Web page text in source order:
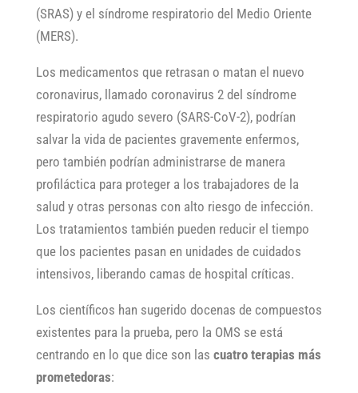
(SRAS) y el síndrome respiratorio del Medio Oriente
(MERS).
Los medicamentos que retrasan o matan el nuevo
coronavirus, llamado coronavirus 2 del síndrome
respiratorio agudo severo (SARS-CoV-2), podrían
salvar la vida de pacientes gravemente enfermos,
pero también podrían administrarse de manera
profiláctica para proteger a los trabajadores de la
salud y otras personas con alto riesgo de infección.
Los tratamientos también pueden reducir el tiempo
que los pacientes pasan en unidades de cuidados
intensivos, liberando camas de hospital críticas.
Los científicos han sugerido docenas de compuestos
existentes para la prueba, pero la OMS se está
centrando en lo que dice son las cuatro terapias más
prometedoras: